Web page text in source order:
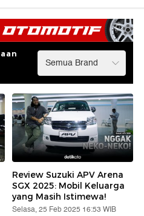
Review Suzuki APV Arena
SGX 2025: Mobil Keluarga
yang Masih Istimewa!
Selasa, 25 Feb 2025 16:53 WIB